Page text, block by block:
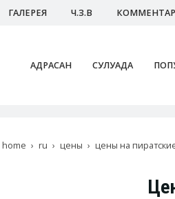
ГАЛЕРЕЯ Ч.З.В
АДРАСАН СУЛУАДА
home ru цены цены на